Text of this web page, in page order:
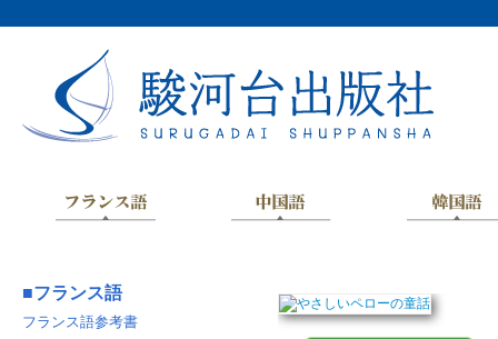
■フランス語
フランス語参考書